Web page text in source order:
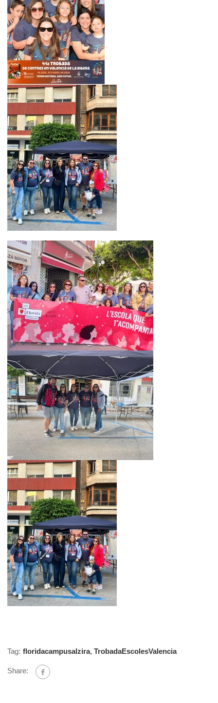
Tag: floridacampusalzira, TrobadaEscolesValencia
Share: